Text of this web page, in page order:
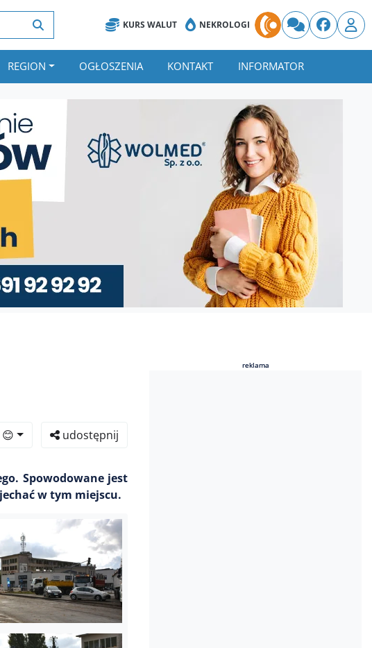
KURS WALUT NEKROLOGI
REGION OGŁOSZENIA KONTAKT INFORMATOR
😊 udostępnij
Spowodowane jest
w tym miejscu.
reklama
reklama